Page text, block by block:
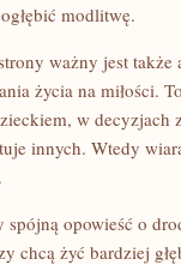
modlitwę.
ważny jest także
życia na miłości.
w decyzjach
innych. Wtedy
spójną opowieść o
chcą żyć bardziej